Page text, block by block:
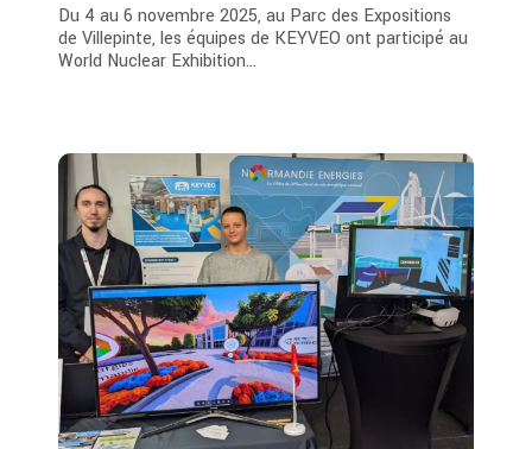
Du 4 au 6 novembre 2025, au Parc des Expositions
de Villepinte, les équipes de KEYVEO ont participé au
World Nuclear Exhibition...